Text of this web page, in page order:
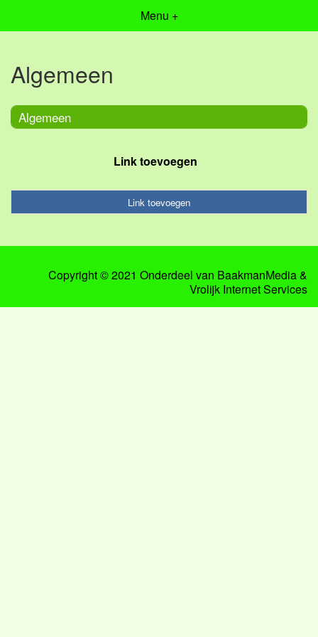
Menu +
Algemeen
Algemeen
Link toevoegen
Link toevoegen
Copyright © 2021 Onderdeel van BaakmanMedia&
Vrolijk Internet Services